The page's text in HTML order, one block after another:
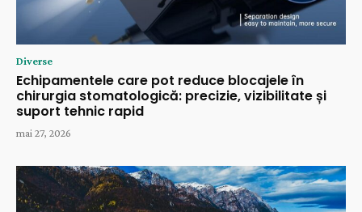
Diverse
Echipamentele care pot reduce blocajele în
chirurgia stomatologică: precizie, vizibilitate și
suport tehnic rapid
mai 27, 2026